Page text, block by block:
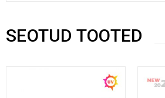
SEOTUD TOOTED